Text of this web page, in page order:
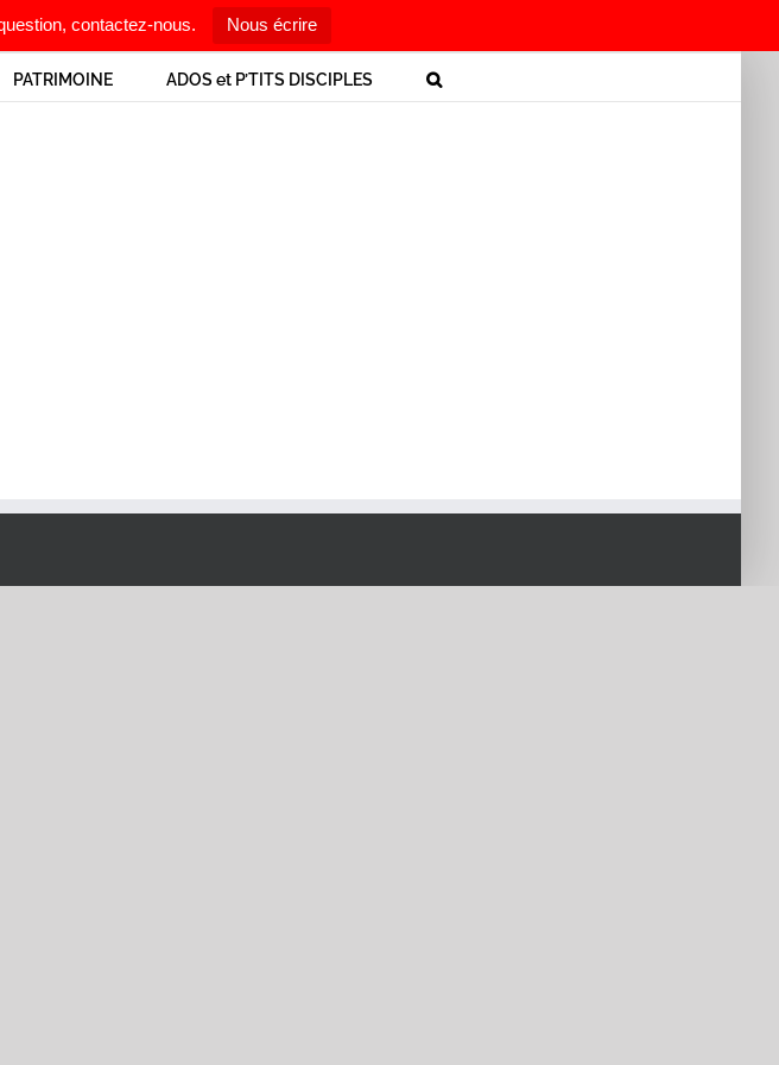
contactez-nous. Nous écrire
PATRIMOINE ADOS et P’TITS DISCIPLES